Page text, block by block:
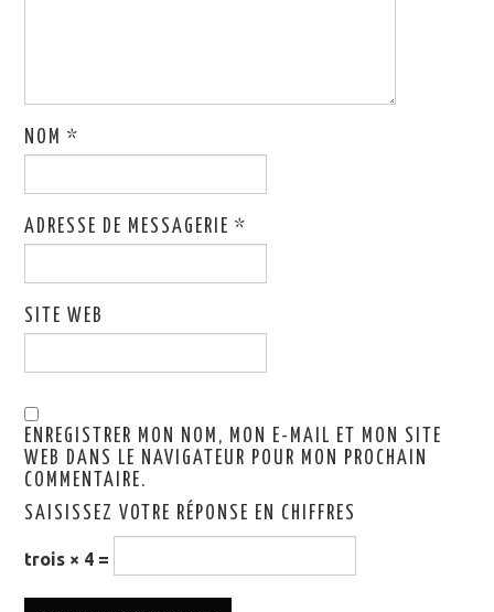
NOM*
ADRESSE DE MESSAGERIE*
SITE WEB
ENREGISTRER MON NOM, MON E-MAIL ET MON SITE
WEB DANS LE NAVIGATEUR POUR MON PROCHAIN
COMMENTAIRE.
SAISISSEZ VOTRE RÉPONSE EN CHIFFRES
trois × 4 =